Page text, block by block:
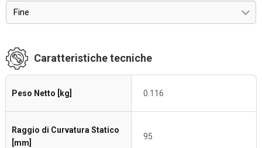
Fine
Caratteristiche tecniche
Peso Netto [kg] 0.116
Raggio di Curvatura Statico
[mm]
95